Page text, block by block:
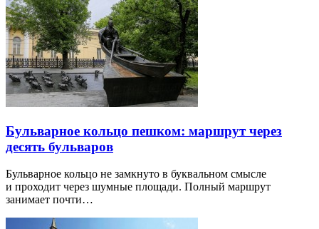
Бульварное кольцо пешком: маршрут через
десять бульваров
Бульварное кольцо не замкнуто в буквальном смысле
и проходит через шумные площади. Полный маршрут
занимает почти…